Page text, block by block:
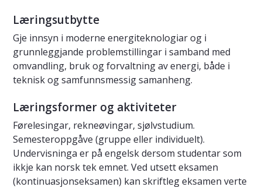
Læringsutbytte
Gje innsyn i moderne energiteknologiar og i
grunnleggjande problemstillingar i samband med
omvandling, bruk og forvaltning av energi, både i
teknisk og samfunnsmessig samanheng.
Læringsformer og aktiviteter
Førelesingar, rekneøvingar, sjølvstudium.
Semesteroppgåve (gruppe eller individuelt).
Undervisninga er på engelsk dersom studentar som
ikkje kan norsk tek emnet. Ved utsett eksamen
(kontinuasjonseksamen) kan skriftleg eksamen verte